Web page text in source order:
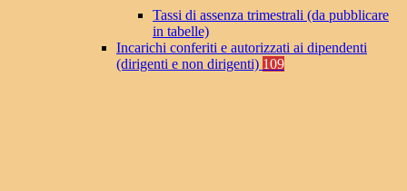
Tassi di assenza trimestrali (da pubblicare
in tabelle)
Incarichi conferiti e autorizzati ai dipendenti
(dirigenti e non dirigenti) 109